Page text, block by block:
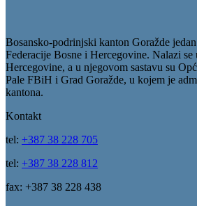
Bosansko-podrinjski kanton Goražde
Federacije Bosne i Hercegovine. Nalazi
Hercegovine, a u njegovom sastavu su
Pale FBiH i Grad Goražde, u kojem je
kantona.
Kontakt
tel: +387 38 228 705
tel: +387 38 228 812
fax: +387 38 228 438